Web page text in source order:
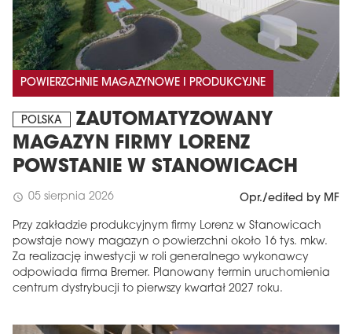
POWIERZCHNIE MAGAZYNOWE I PRODUKCYJNE
POLSKA
ZAUTOMATYZOWANY
MAGAZYN FIRMY LORENZ
POWSTANIE W STANOWICACH
schedule 05 sierpnia 2026 Opr./edited by MF
Przy zakładzie produkcyjnym firmy Lorenz w Stanowicach
powstaje nowy magazyn o powierzchni około 16 tys. mkw.
Za realizację inwestycji w roli generalnego wykonawcy
odpowiada firma Bremer. Planowany termin uruchomienia
centrum dystrybucji to pierwszy kwartał 2027 roku.